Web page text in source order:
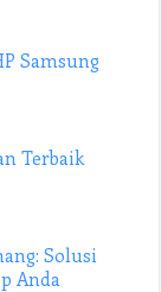
Samsung
Terbaik
Solusi
Anda